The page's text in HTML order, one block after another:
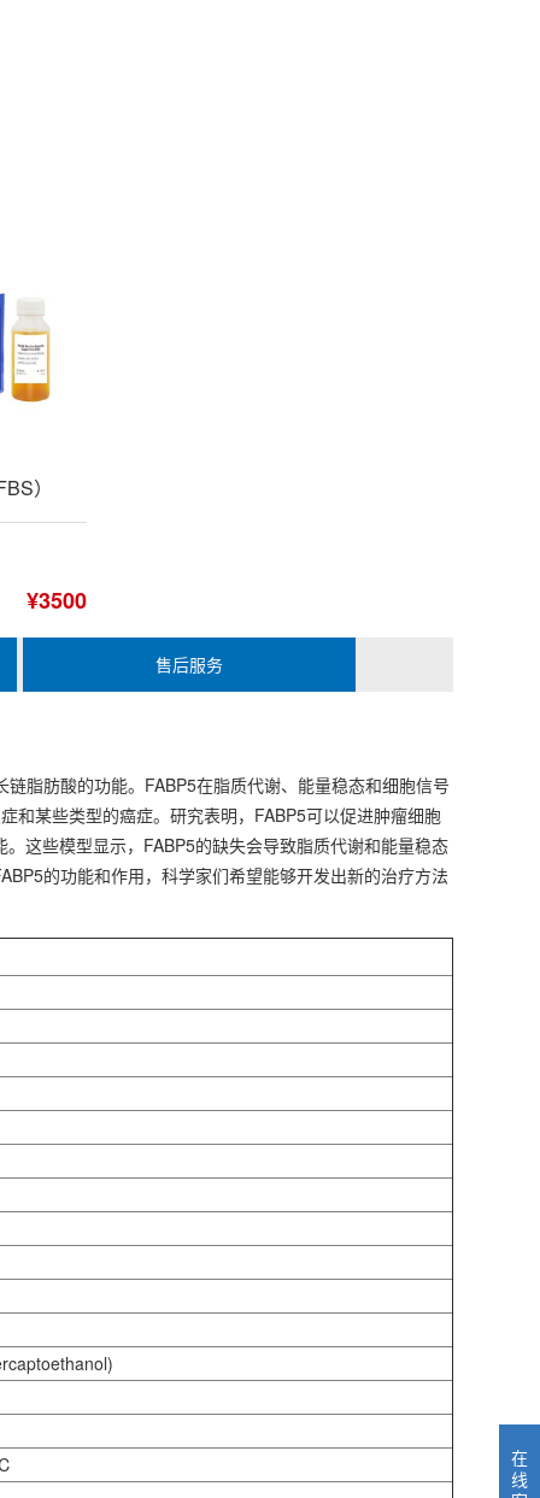
）
¥3500
售后服务
脂肪酸的功能。FABP5在脂质代谢、能量稳态和细胞信号
和某些类型的癌症。研究表明，FABP5可以促进肿瘤细胞
这些模型显示，FABP5的缺失会导致脂质代谢和能量稳态
的功能和作用，科学家们希望能够开发出新的治疗方法
在
线